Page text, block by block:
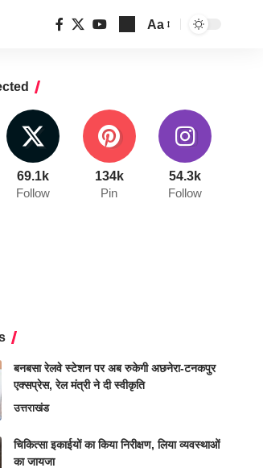
Aa
69.1k
Follow
134k
Pin
54.3k
Follow
बनबसा रेलवे स्टेशन पर अब रुकेगी अछनेरा-टनकपुर
एक्सप्रेस, रेल मंत्री ने दी स्वीकृति
उत्तराखंड
चिकित्सा इकाईयों का किया निरीक्षण, लिया व्यवस्थाओं
का जायजा